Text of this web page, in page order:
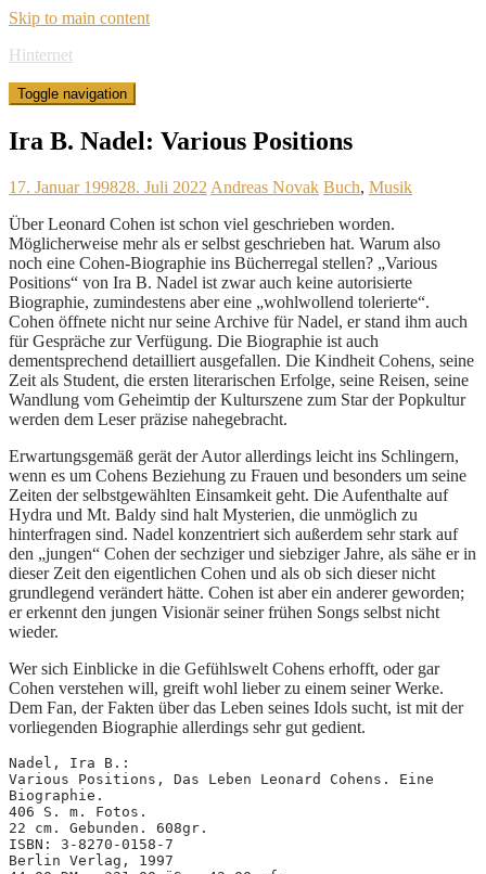
Skip to main content
Hinternet
Toggle navigation
Ira B. Nadel: Various Positions
17. Januar 199828. Juli 2022 Andreas Novak Buch, Musik
Über Leonard Cohen ist schon viel geschrieben worden.
Möglicherweise mehr als er selbst geschrieben hat. Warum also
noch eine Cohen-Biographie ins Bücherregal stellen? „Various
Positions“ von Ira B. Nadel ist zwar auch keine autorisierte
Biographie, zumindestens aber eine „wohlwollend tolerierte“.
Cohen öffnete nicht nur seine Archive für Nadel, er stand ihm auch
für Gespräche zur Verfügung. Die Biographie ist auch
dementsprechend detailliert ausgefallen. Die Kindheit Cohens, seine
Zeit als Student, die ersten literarischen Erfolge, seine Reisen, seine
Wandlung vom Geheimtip der Kulturszene zum Star der Popkultur
werden dem Leser präzise nahegebracht.
Erwartungsgemäß gerät der Autor allerdings leicht ins Schlingern,
wenn es um Cohens Beziehung zu Frauen und besonders um seine
Zeiten der selbstgewählten Einsamkeit geht. Die Aufenthalte auf
Hydra und Mt. Baldy sind halt Mysterien, die unmöglich zu
hinterfragen sind. Nadel konzentriert sich außerdem sehr stark auf
den „jungen“ Cohen der sechziger und siebziger Jahre, als sähe er in
dieser Zeit den eigentlichen Cohen und als ob sich dieser nicht
grundlegend verändert hätte. Cohen ist aber ein anderer geworden;
er erkennt den jungen Visionär seiner frühen Songs selbst nicht
wieder.
Wer sich Einblicke in die Gefühlswelt Cohens erhofft, oder gar
Cohen verstehen will, greift wohl lieber zu einem seiner Werke.
Dem Fan, der Fakten über das Leben seines Idols sucht, ist mit der
vorliegenden Biographie allerdings sehr gut gedient.
Nadel, Ira B.:
Various Positions, Das Leben Leonard Cohens. Eine
Biographie.
406 S. m. Fotos.
22 cm. Gebunden. 608gr.
ISBN: 3-8270-0158-7
Berlin Verlag, 1997